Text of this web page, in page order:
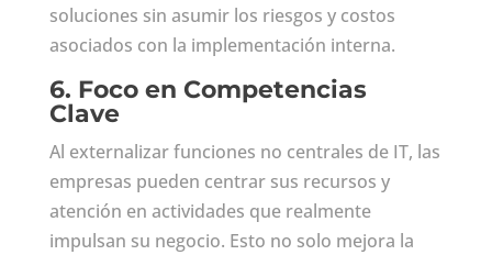
soluciones sin asumir los riesgos y costos
asociados con la implementación interna.
6. Foco en Competencias
Clave
Al externalizar funciones no centrales de IT, las
empresas pueden centrar sus recursos y
atención en actividades que realmente
impulsan su negocio. Esto no solo mejora la